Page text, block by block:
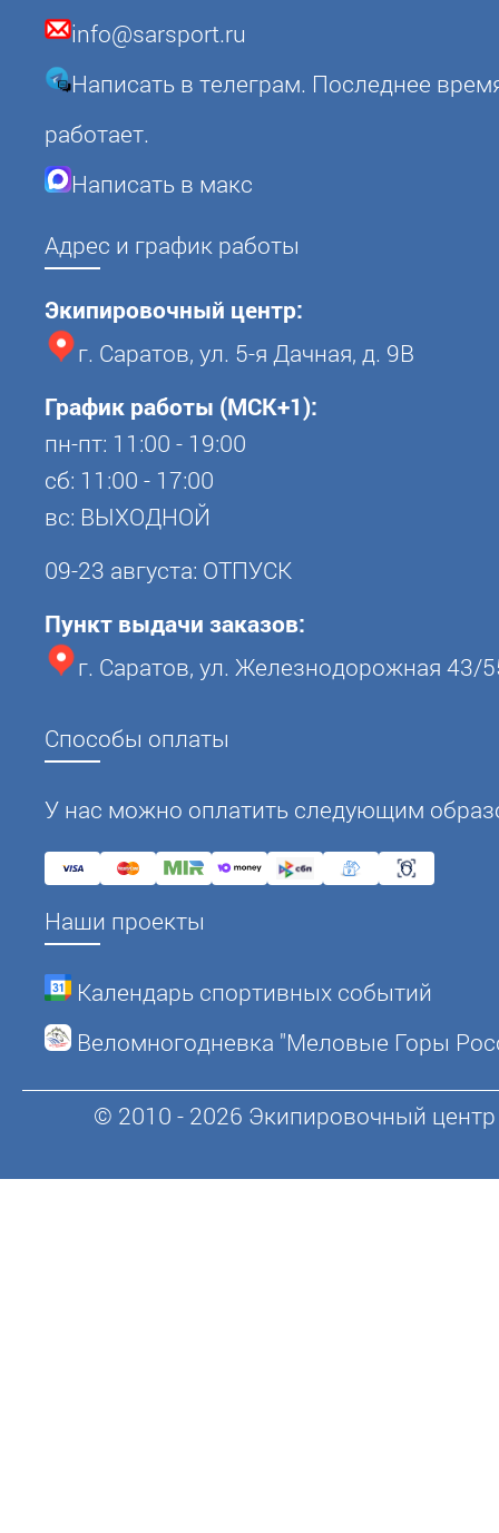
info@sarsport.ru
Написать в телеграм. Последнее
работает.
Написать в макс
Адрес и график работы
Экипировочный центр:
г. Саратов, ул. 5-я Дачная, д. 9В
График работы (МСК+1):
пн-пт: 11:00 - 19:00
сб: 11:00 - 17:00
вс: ВЫХОДНОЙ
09-23 августа: ОТПУСК
Пункт выдачи заказов:
г. Саратов, ул. Железнодорожная 43/
Способы оплаты
У нас можно оплатить следующим
Наши проекты
Календарь спортивных событий
Веломногодневка "Меловые Горы
© 2010 - 2026 Экипировочный